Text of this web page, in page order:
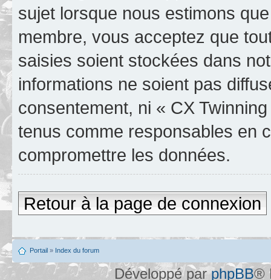
sujet lorsque nous estimons
membre, vous acceptez que
saisies soient stockées dans
informations ne soient pas
consentement, ni « CX
tenus comme responsables en
compromettre les données.
Retour à la page de connexion
Portail » Index du forum
Développé parphpBB®